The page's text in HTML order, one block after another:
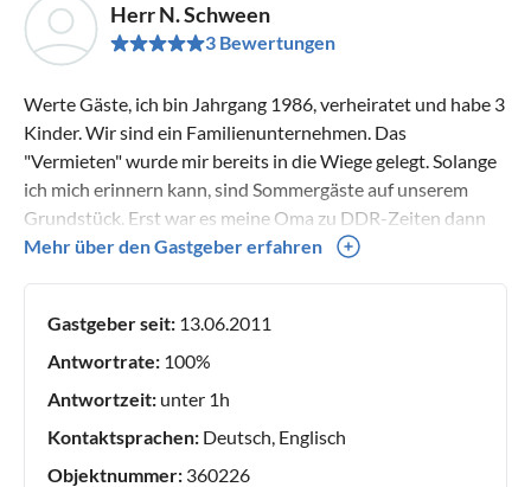
Herr N. Schween
3 Bewertungen
Werte Gäste, ich bin Jahrgang 1986, verheiratet und habe 3
Kinder. Wir sind ein Familienunternehmen. Das
"Vermieten" wurde mir bereits in die Wiege gelegt. Solange
ich mich erinnern kann, sind Sommergäste auf unserem
Grundstück. Erst war es meine Oma zu DDR-Zeiten dann
meine Eltern bis in die 2000er und nun führe ich die
Nico Schween und Familie
Mehr über den Gastgeber erfahren
Gastgeber seit: 13.06.2011
Antwortrate: 100%
Antwortzeit: unter 1h
Kontaktsprachen: Deutsch, Englisch
Objektnummer: 360226